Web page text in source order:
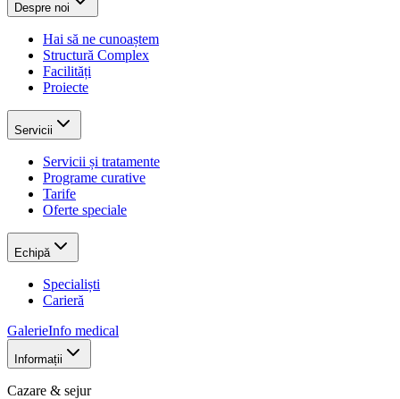
Despre noi
Hai să ne cunoaștem
Structură Complex
Facilități
Proiecte
Servicii
Servicii și tratamente
Programe curative
Tarife
Oferte speciale
Echipă
Specialiști
Carieră
GalerieInfo medical
Informații
Cazare & sejur